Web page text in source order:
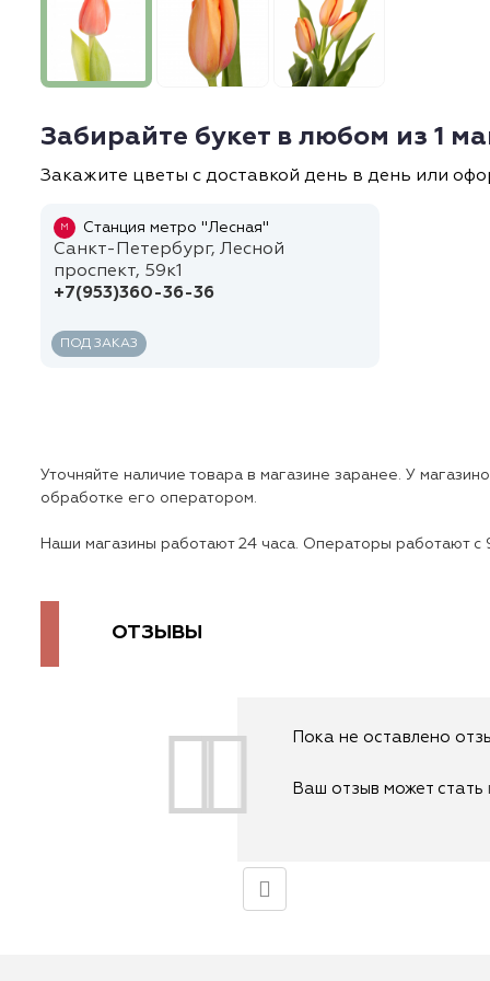
Забирайте букет в любом из 1
Закажите цветы с доставкой день в день или
М Станция метро "Лесная"
Санкт-Петербург, Лесной
проспект, 59к1
+7(953)360-36-36
ПОД ЗАКАЗ
Уточняйте наличие товара в магазине заранее. У
обработке его оператором.
Наши магазины работают 24 часа. Операторы работают с
ОТЗЫВЫ
Пока не оставлено
Ваш отзыв может стать